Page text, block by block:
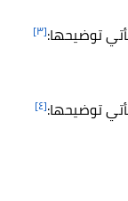
توضيحها:[٣]
توضيحها:[٤]